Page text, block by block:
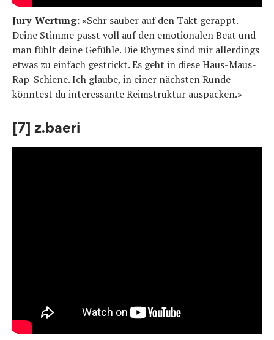
Jury-Wertung:«Sehr sauber auf den Takt gerappt.
Deine Stimme passt voll auf den emotionalen Beat und
man fühlt deine Gefühle. Die Rhymes sind mir allerdings
etwas zu einfach gestrickt. Es geht in diese Haus-Maus-
Rap-Schiene. Ich glaube, in einer nächsten Runde
könntest du interessante Reimstruktur auspacken.»
[7] z.baeri